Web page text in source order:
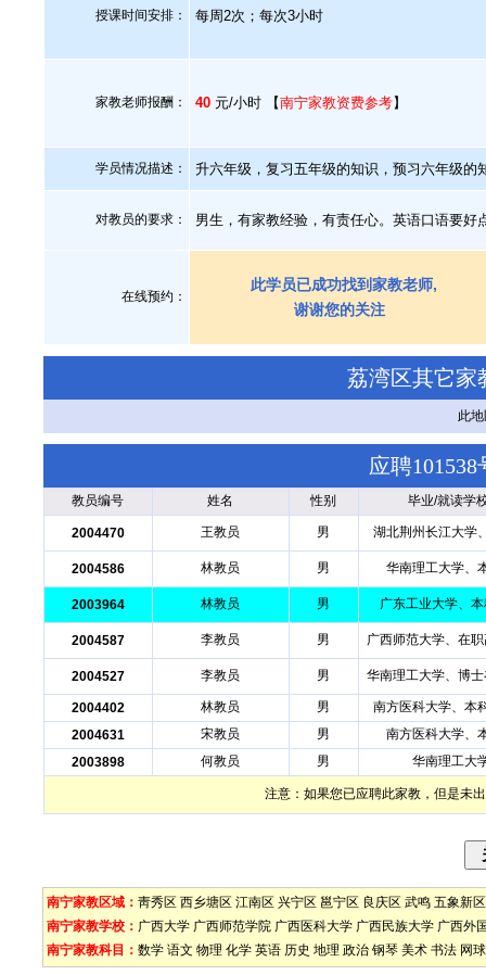
授课时间安排： 每周2次；每次3小时
家教老师报酬： 40 元/小时 【南宁家教资费参考】
学员情况描述： 升六年级，复习五年级的知识，预习六年级的
对教员的要求： 男生，有家教经验，有责任心。英语口语要好
在线预约：
此学员已成功找到家教老师,
谢谢您的关注
荔湾区其它家
此
应聘
教员编号 姓名 性别 毕业/就读学
2004470 王教员 男 湖北荆州长江大学
2004586 林教员 男 华南理工大学、
2003964 林教员 男 广东工业大学、
2004587 李教员 男 广西师范大学、在
2004527 李教员 男 华南理工大学、博
2004402 林教员 男
南方医科大学、本
2004631
宋教员 男
南方医科大学、
2003898
何教员 男 华南理工大
注意：如果您已应聘此家教，但是未
南宁家教区域： 靑秀区 西乡塘区 江南区 兴宁区 邕宁区 良庆区 武鸣 五象新区
南宁家教学校： 广西大学 广西师范学院 广西医科大学 广西民族大学 广西外
南宁家教科目： 数学 语文 物理 化学 英语 历史 地理 政治 钢琴 美术 书法 网球